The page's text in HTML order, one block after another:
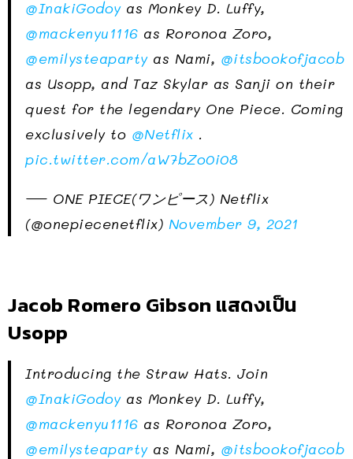
@InakiGodoyas Monkey D. Luffy,
@mackenyu1116 as Roronoa Zoro,
@emilysteapartyas Nami, @itsbookofjacob
as Usopp, and Taz Skylar as Sanji on their
quest for the legendary One Piece. Coming
exclusively to @Netflix .
pic.twitter.com/aW7bZo0i08
— ONE PIECE(ワンピース) Netflix
(@onepiecenetflix) November 9, 2021
Jacob Romero Gibson แสดงเป็น
Usopp
Introducing the Straw Hats. Join
@InakiGodoyas Monkey D. Luffy,
@mackenyu1116 as Roronoa Zoro,
@emilysteapartyas Nami, @itsbookofjacob